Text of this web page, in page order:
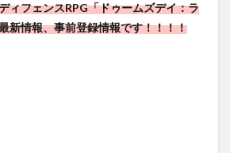
ィフェンスRPG「ドゥームズデイ：ラ
新情報、事前登録情報です！！！！